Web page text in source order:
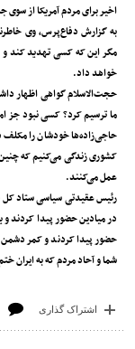
اخیر برای مردم آمریکا از
به گزارش دفاع‌پرس، وی
مگر این که کسی تهدید کند و
خواهد داد.
حجت‌الاسلام گواهی اظهار
ما ترسیم کرد؟ کسی نبود جز
حاجی‌زاده‌ها خودشان را مکلف
کشوری زندگی می‌کنیم که
عمل می‌کنند.
حضور پیدا کردند و کمر دشمن
شما و آحاد مردم که به ایران
اشتراک گذاری